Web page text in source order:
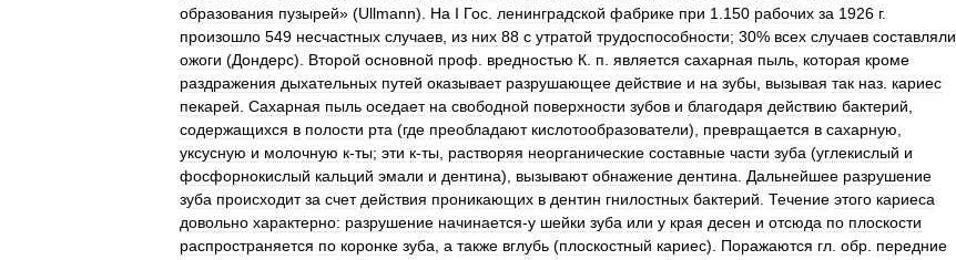
образования пузырей» (Ullmann). На I Гос ленинградской фабрике при 1 150 рабочих за 1926 г.
произошло 549 несчастных случаев из них 88 с утратой трудоспособности; 30% всех случаев составляли
ожоги (Дондерс). Второй основной проф вредностью К п является сахарная пыль которая кроме
раздражения дыхательных путей оказывает разрушающее действие и на зубы вызывая так наз кариес
пекарей Сахарная пыль оседает на свободной поверхности зубов и благодаря действию бактерий
содержащихся в полости рта (где преобладают кислотообразователи), превращается в сахарную
уксусную и молочную к-ты; эти к-ты растворяя неорганические составные части зуба (углекислый и
фосфорнокислый кальций эмали и дентина), вызывают обнажение дентина Дальнейшее разрушение
зуба происходит за счет действия проникающих в дентин гнилостных бактерий Течение этого кариеса
довольно характерно: разрушение начинается-у шейки зуба или у края десен и отсюда по плоскости
распространяется по коронке зуба а также вглубь (плоскостный кариес). Поражаются гл обр передние